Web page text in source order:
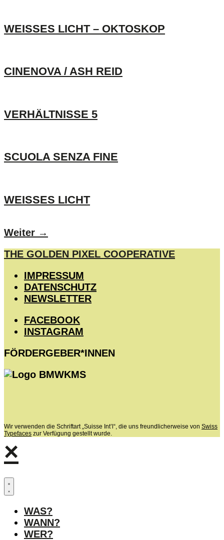
WEISSES LICHT – OKTOSKOP
CINENOVA / ASH REID
VERHÄLTNISSE 5
SCUOLA SENZA FINE
WEISSES LICHT
Weiter →
THE GOLDEN PIXEL COOPERATIVE
IMPRESSUM
DATENSCHUTZ
NEWSLETTER
FACEBOOK
INSTAGRAM
FÖRDERGEBER*INNEN
Wir verwenden die Schriftart „Suisse Int’l“, die uns freundlicherweise von Swiss
Typefaces zur Verfügung gestellt wurde.
×
WAS?
WANN?
WER?